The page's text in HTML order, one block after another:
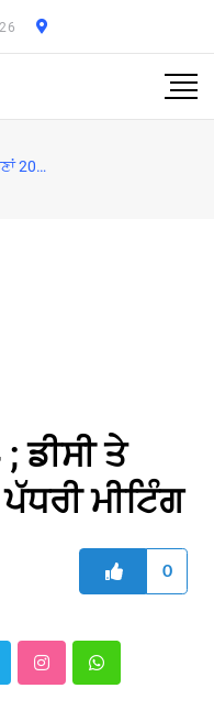
ਲੋਕ ਸਭਾ ਚੋਣਾਂ 2024 ; ਡੀਸੀ ਤੇ ਐੱਸਐੱਸਪੀ ਵੱਲੋ ਉੱਚ ਪੱਧਰੀ ਮੀਟਿੰਗ
ਡੀਸੀ ਤੇ
ਮੀਟਿੰਗ
0